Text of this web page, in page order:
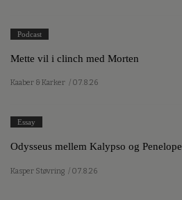
Podcast
Mette vil i clinch med Morten
Kaaber & Karker / 07.8.26
Essay
Odysseus mellem Kalypso og Penelope
Kasper Støvring / 07.8.26